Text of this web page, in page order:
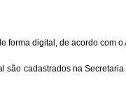
forma digital, de acordo com
são cadastrados na